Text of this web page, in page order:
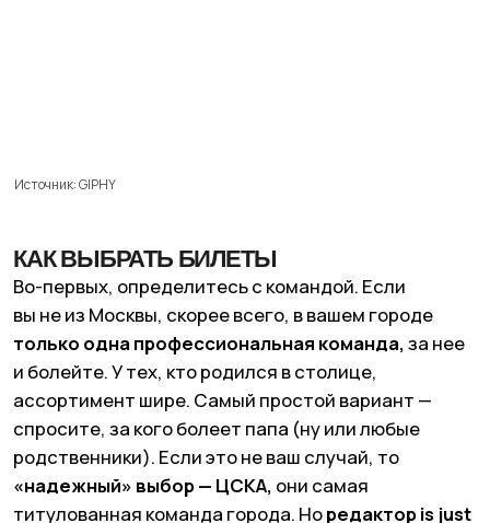
ГДЕ СМОТРЕТЬ ХОККЕЙ В МОСКВЕ
В Москве три главных площадки —«ЦСКА Арена»,
«ВТБ Арена» и «Мегаспорт»(домашние катки
ЦСКА, Динамо и Спартака, соответственно).
Собственно, матчи КХЛ проходяттолько на них.
Самая крупная — «ЦСКА Арена», она вмещает
больше 12 тысяч зрителей.Новейшая — «ВТБ»,
после реконструкции в 2019 году она стала одной
из самых современных спортплощадок в России.